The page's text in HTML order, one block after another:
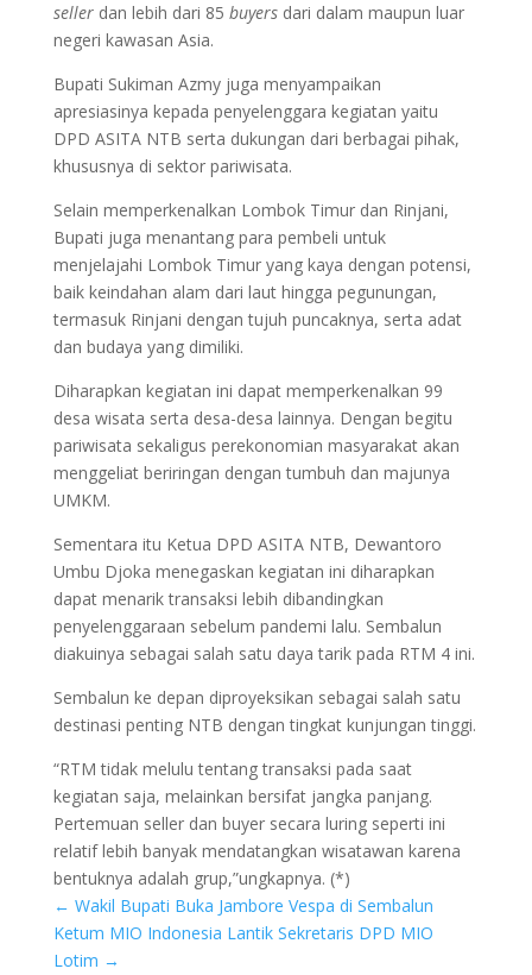
sellerdan lebih dari 85 buyersdari dalam maupun luar
negeri kawasan Asia.
Bupati Sukiman Azmy juga menyampaikan
apresiasinya kepada penyelenggara kegiatan yaitu
DPD ASITA NTB serta dukungan dari berbagai pihak,
khususnya di sektor pariwisata.
Selain memperkenalkan Lombok Timur dan Rinjani,
Bupati juga menantang para pembeli untuk
menjelajahi Lombok Timur yang kaya dengan potensi,
baik keindahan alam dari laut hingga pegunungan,
termasuk Rinjani dengan tujuh puncaknya, serta adat
dan budaya yang dimiliki.
Diharapkan kegiatan ini dapat memperkenalkan 99
desa wisata serta desa-desa lainnya. Dengan begitu
pariwisata sekaligus perekonomian masyarakat akan
menggeliat beriringan dengan tumbuh dan majunya
UMKM.
Sementara itu Ketua DPD ASITA NTB, Dewantoro
Umbu Djoka menegaskan kegiatan ini diharapkan
dapat menarik transaksi lebih dibandingkan
penyelenggaraan sebelum pandemi lalu. Sembalun
diakuinya sebagai salah satu daya tarik pada RTM 4 ini.
Sembalun ke depan diproyeksikan sebagai salah satu
destinasi penting NTB dengan tingkat kunjungan tinggi.
“RTM tidak melulu tentang transaksi pada saat
kegiatan saja, melainkan bersifat jangka panjang.
Pertemuan seller dan buyer secara luring seperti ini
relatif lebih banyak mendatangkan wisatawan karena
bentuknya adalah grup,”ungkapnya. (*)
← Wakil Bupati Buka Jambore Vespa di Sembalun
Ketum MIO Indonesia Lantik Sekretaris DPD MIO
Lotim →